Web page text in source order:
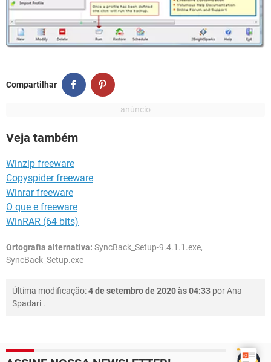
Compartilhar
Veja também
Winzip freeware
Copyspider freeware
Winrar freeware
O que e freeware
WinRAR (64 bits)
Ortografia alternativa: SyncBack_Setup-9.4.1.1.exe,
SyncBack_Setup.exe
Última modificação:4 de setembro de 2020 às 04:33 porAna
Spadari .